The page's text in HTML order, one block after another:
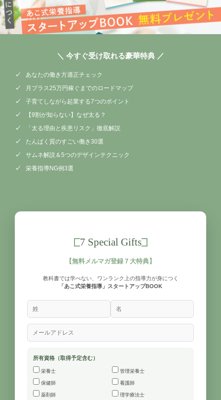
＼ 今すぐ受け取れる豪華特典 ／
あなたの働き方適正チェック
月プラス25万円稼ぐまでのロードマップ
子育てしながら起業する7つのポイント
【9割が知らない】なぜ太る？
「太る理由と疾患リスク」徹底解説
たんぱく質のすごい働き30選
サムネ解説＆5つのデザインテクニック
栄養指導NG例3選
7 Special Gifts
【無料メルマガ登録７大特典】
教科書では学べない、ワンランク上の指導力が身につく
「あこ式栄養指導」スタートアップBOOK
所有資格（取得予定含む）
栄養士 管理栄養士
保健師 看護師
薬剤師 理学療法士